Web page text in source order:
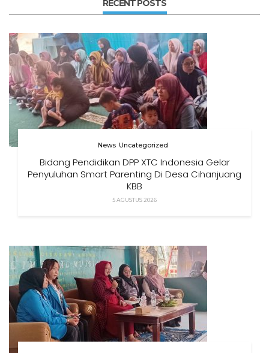
RECENT POSTS
News Uncategorized
Bidang Pendidikan DPP XTC Indonesia Gelar
Penyuluhan Smart Parenting Di Desa Cihanjuang
KBB
5 AGUSTUS 2026